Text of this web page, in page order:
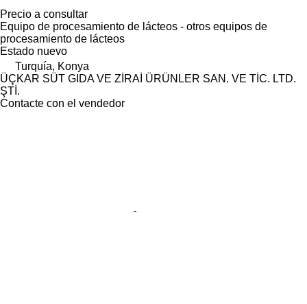
Precio a consultar
Equipo de procesamiento de lácteos - otros equipos de
procesamiento de lácteos
Estado nuevo
Turquía, Konya
ÜÇKAR SÜT GIDA VE ZİRAİ ÜRÜNLER SAN. VE TİC. LTD.
ŞTİ.
Contacte con el vendedor